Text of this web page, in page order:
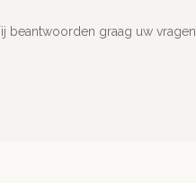
beantwoorden graag uw vragen.